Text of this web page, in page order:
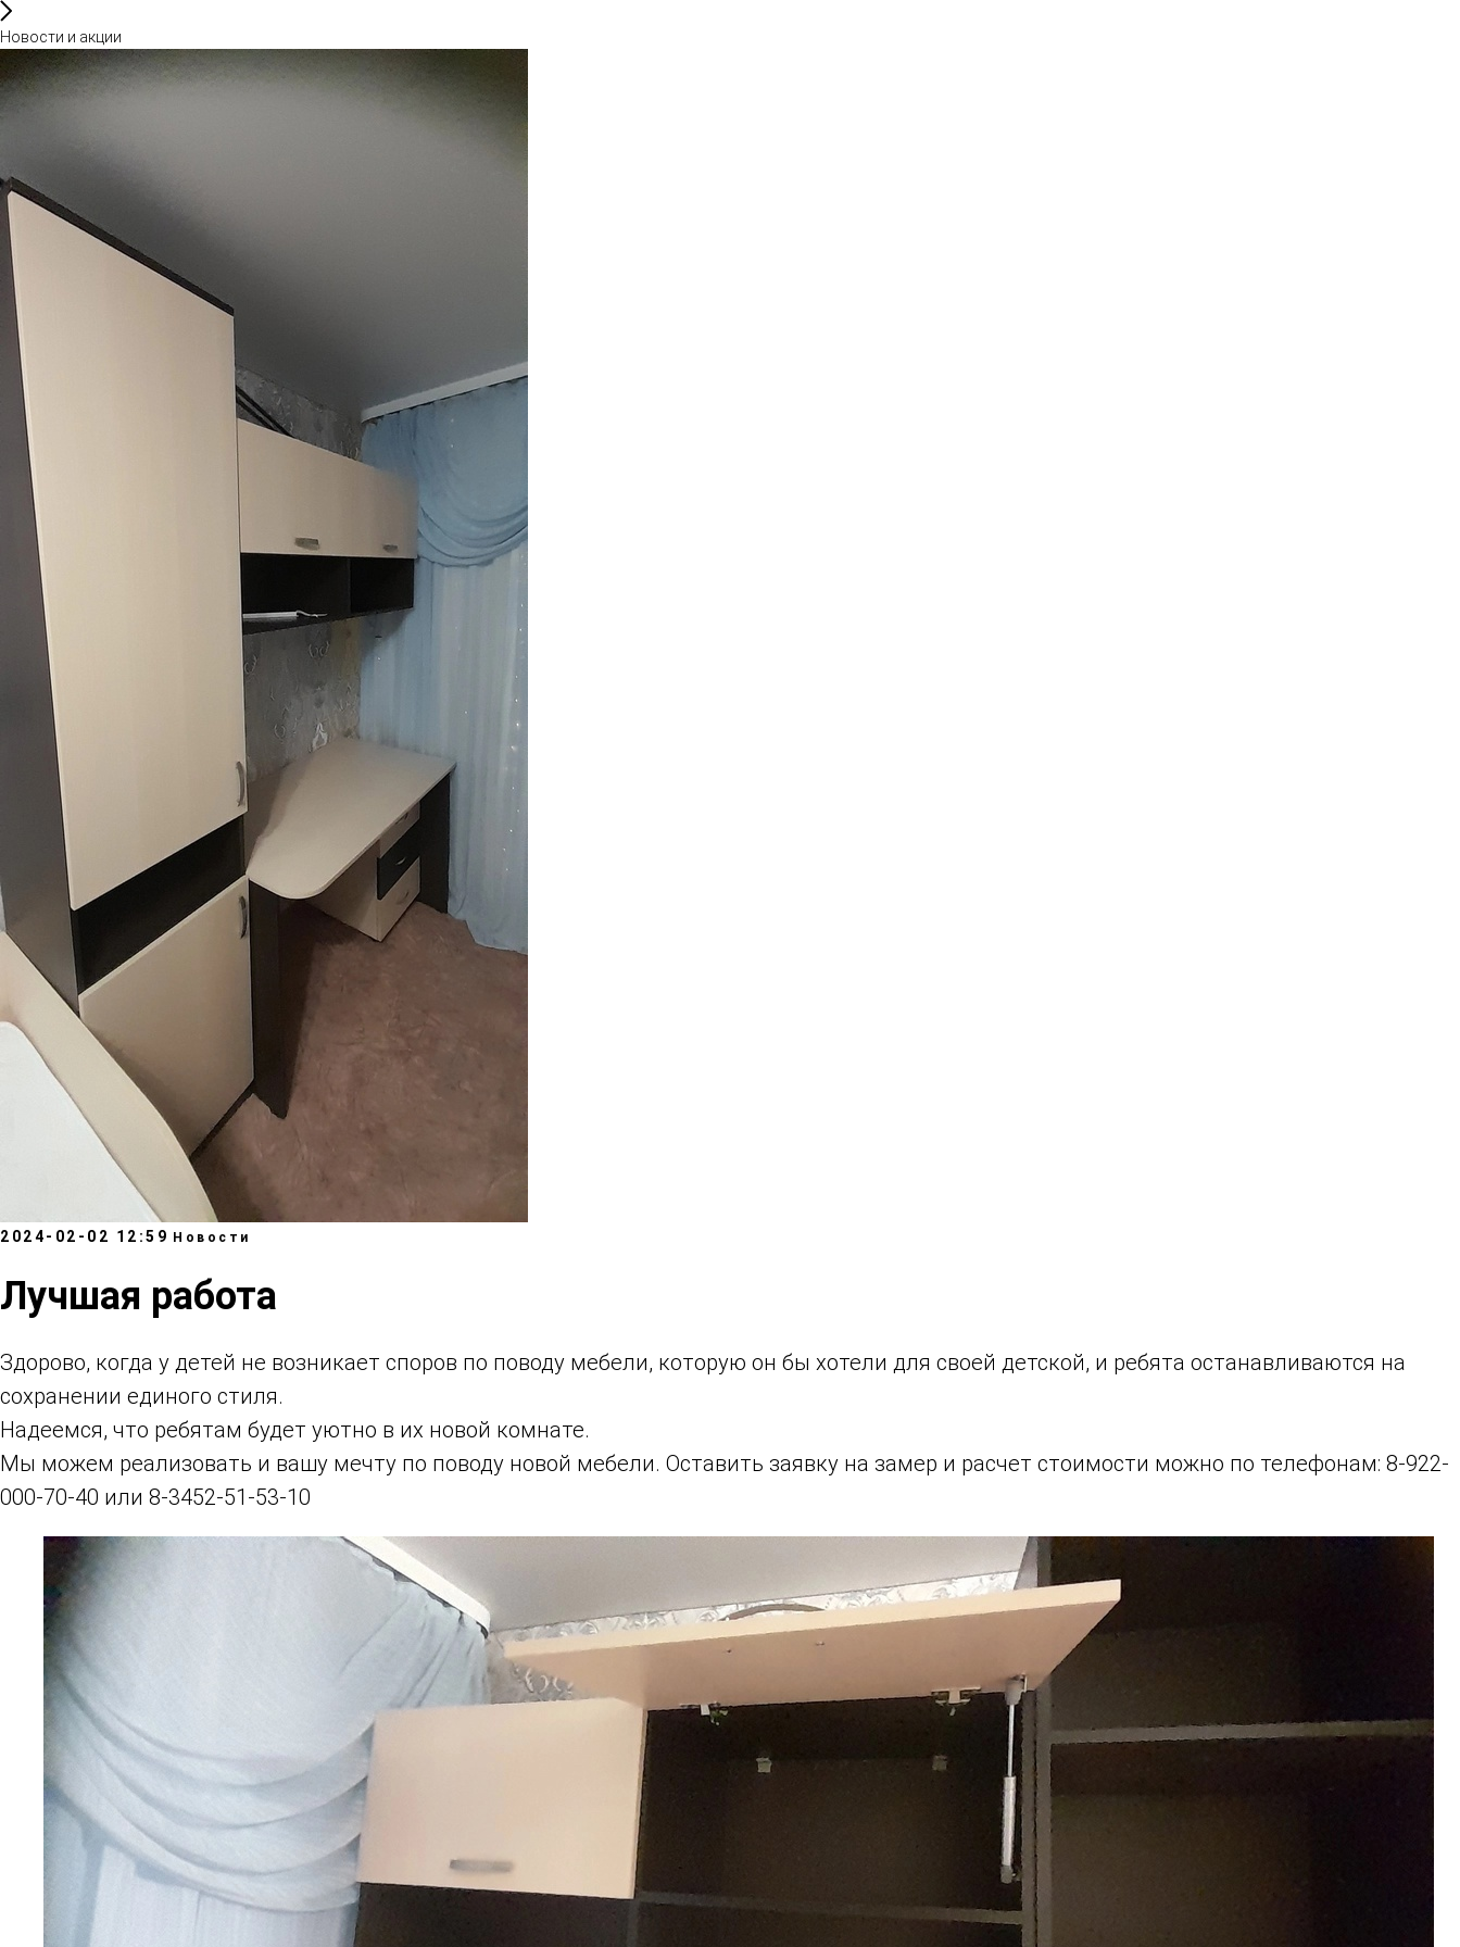
Новости и акции
2024-02-02 12:59 Новости
Лучшая работа
Здорово, когда у детей не возникает споров по поводу мебели, которую он бы хотели для своей детской, и ребята останавливаются на
сохранении единого стиля.
Надеемся, что ребятам будет уютно в их новой комнате.
Мы можем реализовать и вашу мечту по поводу новой мебели. Оставить заявку на замер и расчет стоимости можно по телефонам: 8-922-
000-70-40 или 8-3452-51-53-10